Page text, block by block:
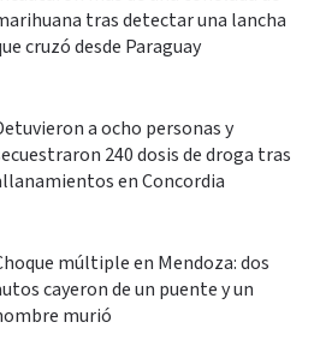
tras detectar una lancha
cruzó desde Paraguay
a ocho personas y
240 dosis de droga tras
en Concordia
múltiple en Mendoza: dos
cayeron de un puente y un
murió